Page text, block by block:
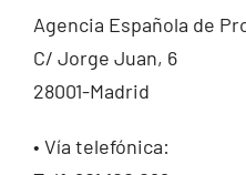
Agencia Española de
C/ Jorge Juan, 6
28001-Madrid
• Vía telefónica: